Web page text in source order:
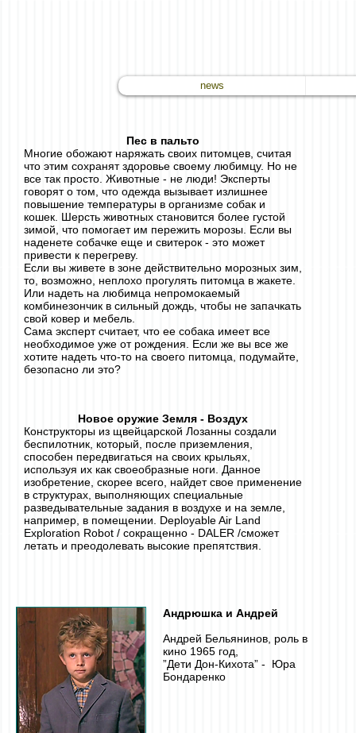
news
Новое оружие Земля - Воздух
Конструкторы из щвейцарской Лозанны создали
беспилотник, который, после приземления,
способен передвигаться на своих крыльях,
используя их как своеобразные ноги. Данное
изобретение, скорее всего, найдет свое применение
в структурах, выполняющих специальные
разведывательные задания в воздухе и на земле,
например, в помещении. Deployable Air Land
Exploration Robot / сокращенно - DALER /сможет
летать и преодолевать высокие препятствия.
Пес в пальто
Многие обожают наряжать своих питомцев, считая
что этим сохранят здоровье своему любимцу. Но не
все так просто. Животные - не люди! Эксперты
говорят о том, что одежда вызывает излишнее
повышение температуры в организме собак и
кошек. Шерсть животных становится более густой
зимой, что помогает им пережить морозы. Если вы
наденете собачке еще и свитерок - это может
привести к перегреву.
Если вы живете в зоне действительно морозных зим,
то, возможно, неплохо прогулять питомца в жакете.
Или надеть на любимца непромокаемый
комбинезончик в сильный дождь, чтобы не запачкать
свой ковер и мебель.
Сама эксперт считает, что ее собака имеет все
необходимое уже от рождения. Если же вы все же
хотите надеть что-то на своего питомца, подумайте,
безопасно ли это?
Андрюшка и Андрей
Андрей Бельянинов, роль в
кино 1965 год,
”Дети Дон-Кихота” - Юра
Бондаренко